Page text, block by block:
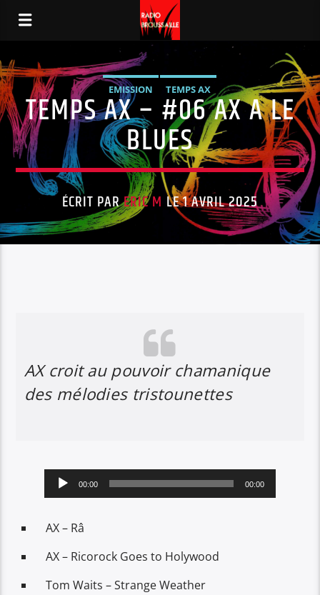
EMISSION TEMPS AX
TEMPS AX – #06 AX A LE
BLUES
ÉCRIT PARERIC M LE 1 AVRIL 2025
AX croit au pouvoir chamanique
des mélodies tristounettes
Lecteur
audio
00:00 00:00
AX – Râ
AX – Ricorock Goes to Holywood
Tom Waits – Strange Weather